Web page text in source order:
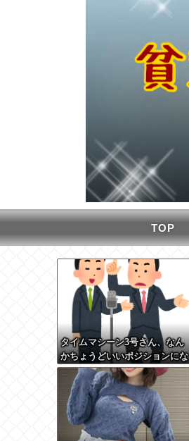
TOP
タイムマシーン3号さん、なん
かちょうどいいポジションにな
る